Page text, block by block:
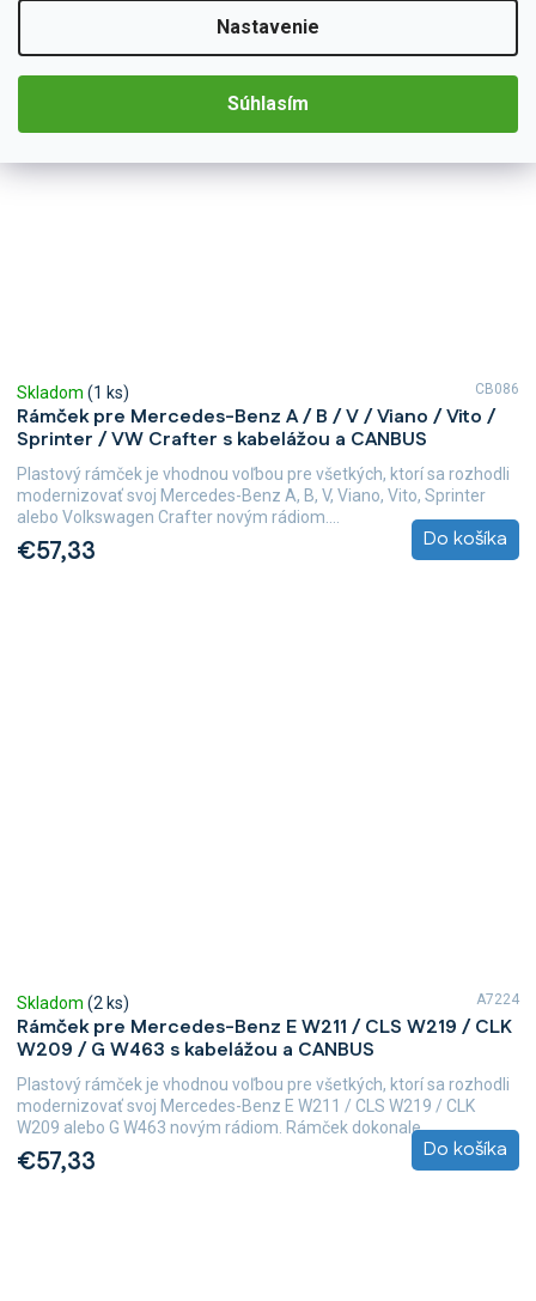
Nastavenie
Súhlasím
Rámček pre Mercedes-Benz A / B / V / Viano / Vito /
Sprinter / VW Crafter s kabelážou a CANBUS
Skladom (1 ks)
€57,33 Do košíka
Plastový rámček je vhodnou voľbou pre všetkých, ktorí sa rozhodli
modernizovať svoj Mercedes-Benz A, B, V, Viano, Vito, Sprinter
alebo Volkswagen Crafter novým rádiom....
CB086
Rámček pre Mercedes-Benz E W211 / CLS W219 / CLK
W209 / G W463 s kabelážou a CANBUS
Skladom (2 ks)
€57,33 Do košíka
Plastový rámček je vhodnou voľbou pre všetkých, ktorí sa rozhodli
modernizovať svoj Mercedes-Benz E W211 / CLS W219 / CLK
W209 alebo G W463 novým rádiom. Rámček dokonale...
A7224